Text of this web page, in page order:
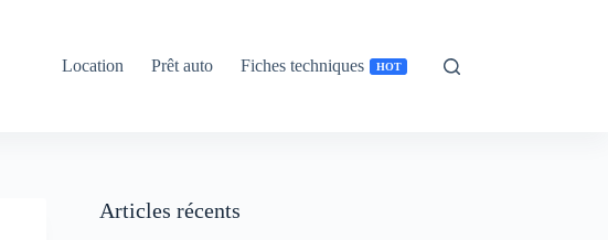
Location Prêt auto Fiches techniques HOT
Articles récents